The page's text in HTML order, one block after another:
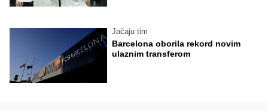
Jačaju tim
Barcelona oborila rekord novim
ulaznim transferom